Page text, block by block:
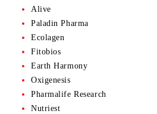
Alive
Paladin Pharma
Ecolagen
Fitobios
Earth Harmony
Oxigenesis
Pharmalife Research
Nutriest